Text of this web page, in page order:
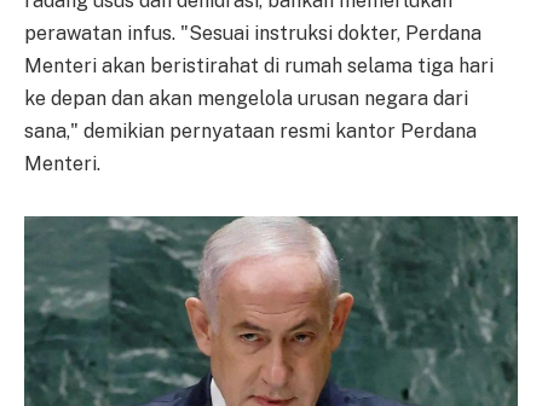
perawatan infus. "Sesuai instruksi dokter, Perdana
Menteri akan beristirahat di rumah selama tiga hari
ke depan dan akan mengelola urusan negara dari
sana," demikian pernyataan resmi kantor Perdana
Menteri.